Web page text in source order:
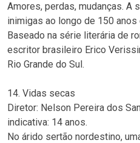
Amores, perdas, mudanças. A
inimigas ao longo de 150
Baseado na série literária de
escritor brasileiro Erico
Rio Grande do Sul.
14. Vidas secas
Diretor: Nelson Pereira dos
indicativa: 14 anos.
No árido sertão nordestino,